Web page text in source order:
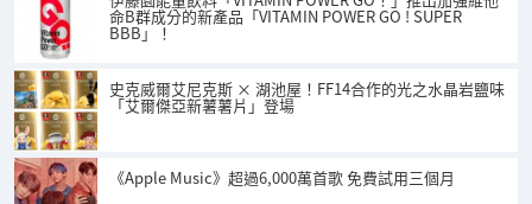
命B群成分的新產品「VITAMIN POWER GO ! SUPER
BBB」！
史克威爾艾尼克斯 × 湖池屋！FF14合作的光之水晶岩鹽味
「艾爾傑亞新薯薯片」登場
《Apple Music》超過6,000萬首歌 免費試用三個月